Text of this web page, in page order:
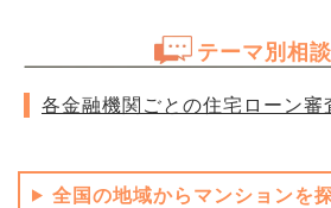
テーマ別相
各金融機関ごとの住宅ローン審
全国の地域からマンションを